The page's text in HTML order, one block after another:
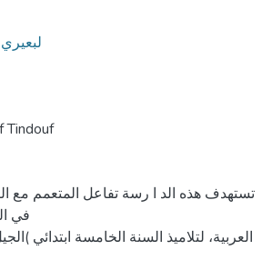
Tindouf
تستهدف هذه الد ا رسة تفاعل المتعمم مع
في
العربية، لتلاميذ السنة الخامسة ابتدائي